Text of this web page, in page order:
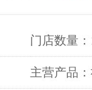
门店数量
主营产品